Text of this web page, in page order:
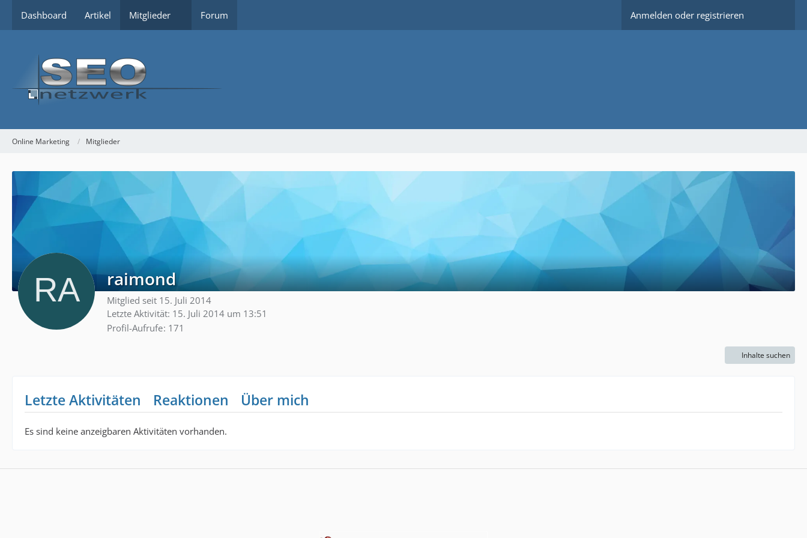
Dashboard Artikel Mitglieder Forum Anmelden oder registrieren
Online Marketing Mitglieder
raimond
Mitglied seit 15. Juli 2014
Letzte Aktivität: 15. Juli 2014 um 13:51
Profil-Aufrufe 171
Inhalte suchen
Letzte Aktivitäten Reaktionen Über mich
Es sind keine anzeigbaren Aktivitäten vorhanden.